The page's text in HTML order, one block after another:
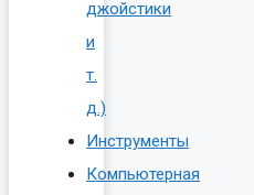
джойстики
и
т.
д.)
Инструменты
Компьютерная